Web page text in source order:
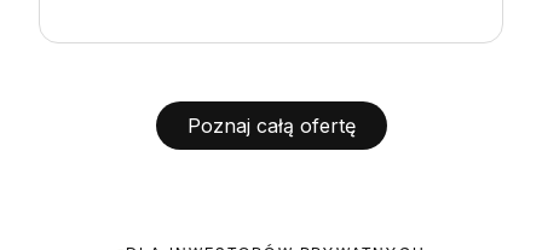
Poznaj całą ofertę